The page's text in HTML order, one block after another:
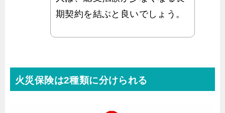
期契約を結ぶと良いでしょう。
火災保険は2種類に分けられる